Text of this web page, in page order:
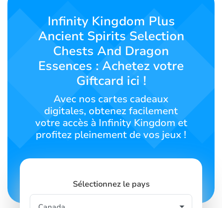
Français
Infinity Kingdom Plus
Ancient Spirits Selection
Chests And Dragon
Essences : Achetez votre
Giftcard ici !
Avec nos cartes cadeaux
digitales, obtenez facilement
votre accès à Infinity Kingdom et
profitez pleinement de vos jeux !
Sélectionnez le pays